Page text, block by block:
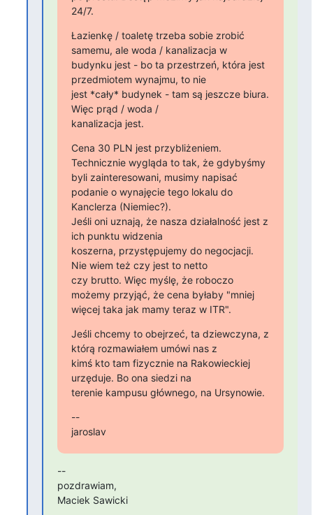
24/7.
Łazienkę / toaletę trzeba sobie zrobić
samemu, ale woda / kanalizacja w
budynku jest - bo ta przestrzeń, która jest
przedmiotem wynajmu, to nie
jest *cały* budynek - tam są jeszcze biura.
Więc prąd / woda /
kanalizacja jest.
Cena 30 PLN jest przybliżeniem.
Technicznie wygląda to tak, że gdybyśmy
byli zainteresowani, musimy napisać
podanie o wynajęcie tego lokalu do
Kanclerza (Niemiec?).
Jeśli oni uznają, że nasza działalność jest z
ich punktu widzenia
koszerna, przystępujemy do negocjacji.
Nie wiem też czy jest to netto
czy brutto. Więc myślę, że roboczo
możemy przyjąć, że cena byłaby "mniej
więcej taka jak mamy teraz w ITR".
Jeśli chcemy to obejrzeć, ta dziewczyna, z
którą rozmawiałem umówi nas z
kimś kto tam fizycznie na Rakowieckiej
urzęduje. Bo ona siedzi na
terenie kampusu głównego, na Ursynowie.
--
jaroslav
--
pozdrawiam,
Maciek Sawicki